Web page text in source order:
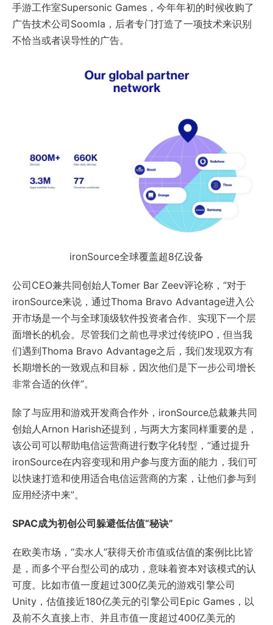
手游工作室Supersonic Games，今年年初的时候收购了
广告技术公司Soomla，后者专门打造了一项技术来识别
不恰当或者误导性的广告。
ironSource全球覆盖超8亿设备
公司CEO兼共同创始人Tomer Bar Zeev评论称，“对于
ironSource来说，通过Thoma Bravo Advantage进入公
开市场是一个与全球顶级软件投资者合作、实现下一个层
面增长的机会。尽管我们之前也寻求过传统IPO，但当我
们遇到Thoma Bravo Advantage之后，我们发现双方有
长期增长的一致观点和目标，因次他们是下一步公司增长
非常合适的伙伴”。
除了与应用和游戏开发商合作外，ironSource总裁兼共同
创始人Arnon Harish还提到，与两大方案同样重要的是，
该公司可以帮助电信运营商进行数字化转型，“通过提升
ironSource在内容变现和用户参与度方面的能力，我们可
以快速打造和使用适合电信运营商的方案，让他们参与到
应用经济中来”。
SPAC成为初创公司躲避低估值“秘诀”
在欧美市场，“卖水人”获得天价市值或估值的案例比比皆
是，而多个平台型公司的成功，意味着资本对该模式的认
可度。比如市值一度超过300亿美元的游戏引擎公司
Unity，估值接近180亿美元的引擎公司Epic Games，以
及前不久直接上市、并且市值一度超过400亿美元的